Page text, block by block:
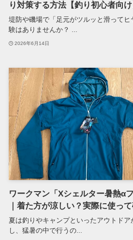
り対策する方法【釣り初心者向け
堤防や磯場で「足元がツルッと滑って
験はありませんか？ ...
2026年6月14日
ワークマン「Xシェルター暑熱α
｜着た方が涼しい？実際に使っ
夏は釣りやキャンプといったアウトド
し、猛暑の中で行うの...